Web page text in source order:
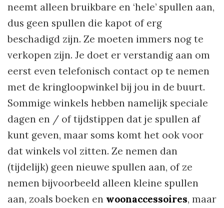
neemt alleen bruikbare en ‘hele’ spullen aan,
dus geen spullen die kapot of erg
beschadigd zijn. Ze moeten immers nog te
verkopen zijn. Je doet er verstandig aan om
eerst even telefonisch contact op te nemen
met de kringloopwinkel bij jou in de buurt.
Sommige winkels hebben namelijk speciale
dagen en / of tijdstippen dat je spullen af
kunt geven, maar soms komt het ook voor
dat winkels vol zitten. Ze nemen dan
(tijdelijk) geen nieuwe spullen aan, of ze
nemen bijvoorbeeld alleen kleine spullen
aan, zoals boeken en woonaccessoires, maar